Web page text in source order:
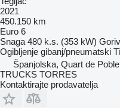
2021
450.150 km
Euro 6
Snaga 480 k.s. (353 kW)
Ogibljenje gibanj/pneumatski
Španjolska, Quart de
TRUCKS TORRES
Kontaktirajte prodavatelja